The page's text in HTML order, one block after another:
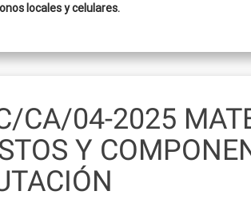
locales y celulares.
CA/04-2025
Y